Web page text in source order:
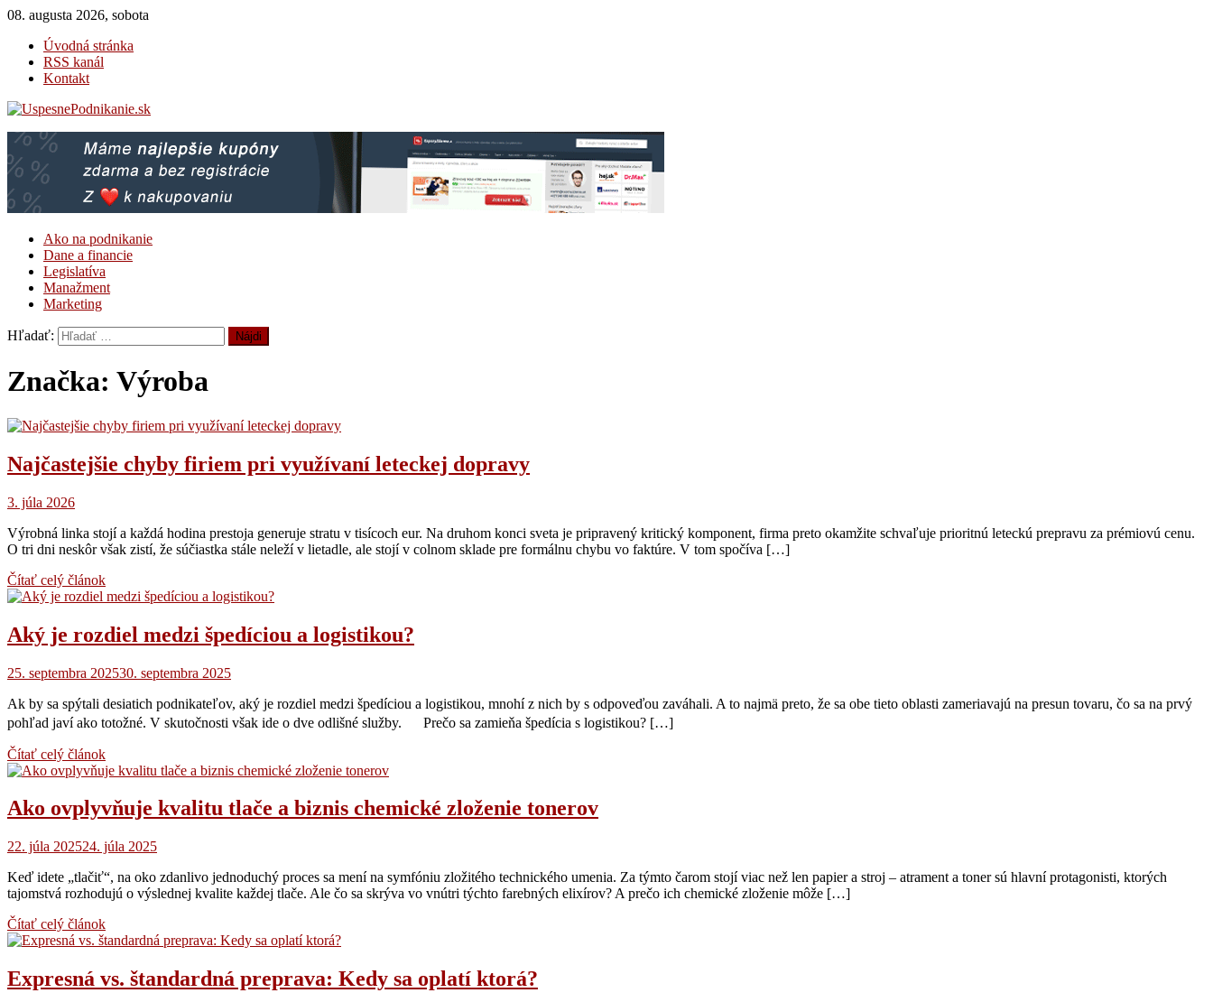
08. augusta 2026, sobota
Úvodná stránka
RSS kanál
Kontakt
UspesnePodnikanie.sk
Magazín pre úspešné podnikanie
Ako na podnikanie
Dane a financie
Legislatíva
Manažment
Marketing
Hľadať:
Značka: Výroba
Najčastejšie chyby firiem pri využívaní leteckej dopravy
3. júla 2026
Výrobná linka stojí a každá hodina prestoja generuje stratu v tisícoch eur. Na druhom konci sveta je pripravený kritický komponent, firma preto okamžite schvaľuje prioritnú leteckú prepravu za prémiovú cenu.
O tri dni neskôr však zistí, že súčiastka stále neleží v lietadle, ale stojí v colnom sklade pre formálnu chybu vo faktúre. V tom spočíva […]
Čítať celý článok
Aký je rozdiel medzi špedíciou a logistikou?
25. septembra 202530. septembra 2025
Ak by sa spýtali desiatich podnikateľov, aký je rozdiel medzi špedíciou a logistikou, mnohí z nich by s odpoveďou zaváhali. A to najmä preto, že sa obe tieto oblasti zameriavajú na presun tovaru, čo sa na prvý
pohľad javí ako totožné. V skutočnosti však ide o dve odlišné služby. Prečo sa zamieňa špedícia s logistikou? […]
Čítať celý článok
Ako ovplyvňuje kvalitu tlače a biznis chemické zloženie tonerov
22. júla 202524. júla 2025
Keď idete „tlačiť“, na oko zdanlivo jednoduchý proces sa mení na symfóniu zložitého technického umenia. Za týmto čarom stojí viac než len papier a stroj – atrament a toner sú hlavní protagonisti, ktorých
tajomstvá rozhodujú o výslednej kvalite každej tlače. Ale čo sa skrýva vo vnútri týchto farebných elixírov? A prečo ich chemické zloženie môže […]
Čítať celý článok
Expresná vs. štandardná preprava: Kedy sa oplatí ktorá?